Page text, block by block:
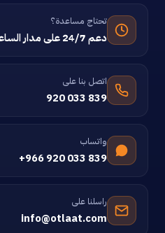
تحتاج مساعدة؟
دعم 24/7 على مدار الساعة
اتصل بنا على
920 033 839
واتساب
+966 920 033 839
راسلنا على
info@otlaat.com